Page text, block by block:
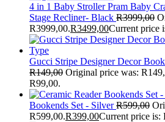
4 in 1 Baby Stroller Pram Baby
Stage Recliner- Black R3999,00
R3999,00.R3499,00Current price
Gucci Stripe Designer Decor
R149,00 Original price was:
R99,00.
Bookends Set - Silver R599,00
R599,00.R399,00Current price is: